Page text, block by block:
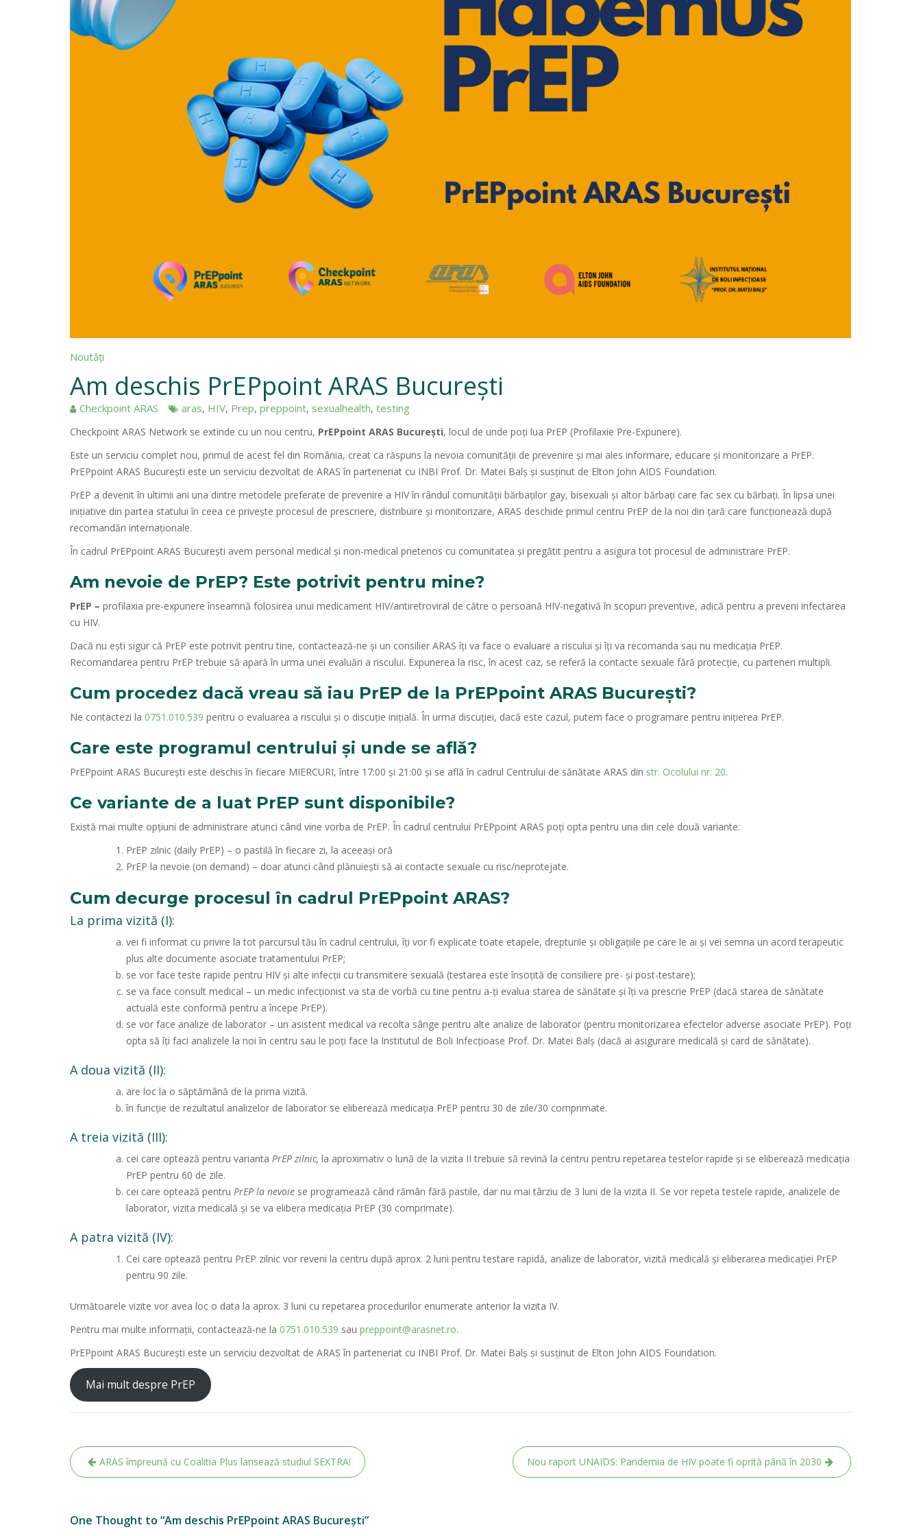
Noutăți
Am deschis PrEPpoint ARAS București
Checkpoint ARAS aras, HIV, Prep, preppoint, sexualhealth, testing
Checkpoint ARAS Network se extinde cu un nou centru, PrEPpoint ARAS București, locul de unde poți lua PrEP (Profilaxie Pre-Expunere).
Este un serviciu complet nou, primul de acest fel din România, creat ca răspuns la nevoia comunității de prevenire și mai ales informare, educare și monitorizare a PrEP.
PrEPpoint ARAS București este un serviciu dezvoltat de ARAS în parteneriat cu INBI Prof. Dr. Matei Balș și susținut de Elton John AIDS Foundation.
PrEP a devenit în ultimii ani una dintre metodele preferate de prevenire a HIV în rândul comunității bărbaților gay, bisexuali și altor bărbați care fac sex cu bărbați. În lipsa unei
inițiative din partea statului în ceea ce privește procesul de prescriere, distribuire și monitorizare, ARAS deschide primul centru PrEP de la noi din țară care funcționează după
recomandări internaționale.
În cadrul PrEPpoint ARAS București avem personal medical și non-medical prietenos cu comunitatea și pregătit pentru a asigura tot procesul de administrare PrEP.
Am nevoie de PrEP? Este potrivit pentru mine?
PrEP – profilaxia pre-expunere înseamnă folosirea unui medicament HIV/antiretroviral de către o persoană HIV-negativă în scopuri preventive, adică pentru a preveni infectarea
cu HIV.
Dacă nu ești sigur că PrEP este potrivit pentru tine, contactează-ne și un consilier ARAS îți va face o evaluare a riscului și îți va recomanda sau nu medicația PrEP.
Recomandarea pentru PrEP trebuie să apară în urma unei evaluări a riscului. Expunerea la risc, în acest caz, se referă la contacte sexuale fără protecție, cu parteneri multipli.
Cum procedez dacă vreau să iau PrEP de la PrEPpoint ARAS București?
Ne contactezi la 0751.010.539 pentru o evaluarea a riscului și o discuție inițială. În urma discuției, dacă este cazul, putem face o programare pentru inițierea PrEP.
Care este programul centrului și unde se află?
PrEPpoint ARAS București este deschis în fiecare MIERCURI, între 17:00 și 21:00 și se află în cadrul Centrului de sănătate ARAS din str. Ocolului nr. 20.
Ce variante de a luat PrEP sunt disponibile?
Există mai multe opțiuni de administrare atunci când vine vorba de PrEP. În cadrul centrului PrEPpoint ARAS poți opta pentru una din cele două variante:
PrEP zilnic (daily PrEP) – o pastilă în fiecare zi, la aceeași oră
PrEP la nevoie (on demand) – doar atunci când plănuiești să ai contacte sexuale cu risc/neprotejate.
Cum decurge procesul în cadrul PrEPpoint ARAS?
La prima vizită (I):
vei fi informat cu privire la tot parcursul tău în cadrul centrului, îți vor fi explicate toate etapele, drepturile și obligațiile pe care le ai și vei semna un acord terapeutic
plus alte documente asociate tratamentului PrEP;
se vor face teste rapide pentru HIV și alte infecții cu transmitere sexuală (testarea este însoțită de consiliere pre- și post-testare);
se va face consult medical – un medic infecționist va sta de vorbă cu tine pentru a-ți evalua starea de sănătate și îți va prescrie PrEP (dacă starea de sănătate
actuală este conformă pentru a începe PrEP).
se vor face analize de laborator – un asistent medical va recolta sânge pentru alte analize de laborator (pentru monitorizarea efectelor adverse asociate PrEP). Poți
opta să îți faci analizele la noi în centru sau le poți face la Institutul de Boli Infecțioase Prof. Dr. Matei Balș (dacă ai asigurare medicală și card de sănătate).
A doua vizită (II):
are loc la o săptămână de la prima vizită.
în funcție de rezultatul analizelor de laborator se eliberează medicația PrEP pentru 30 de zile/30 comprimate.
A treia vizită (III):
cei care optează pentru varianta PrEP zilnic, la aproximativ o lună de la vizita II trebuie să revină la centru pentru repetarea testelor rapide și se eliberează medicația
PrEP pentru 60 de zile.
cei care optează pentru PrEP la nevoie se programează când rămân fără pastile, dar nu mai târziu de 3 luni de la vizita II. Se vor repeta testele rapide, analizele de
laborator, vizita medicală și se va elibera medicația PrEP (30 comprimate).
A patra vizită (IV):
Cei care optează pentru PrEP zilnic vor reveni la centru după aprox. 2 luni pentru testare rapidă, analize de laborator, vizită medicală și eliberarea medicației PrEP
pentru 90 zile.
Următoarele vizite vor avea loc o data la aprox. 3 luni cu repetarea procedurilor enumerate anterior la vizita IV.
Pentru mai multe informații, contactează-ne la 0751.010.539 sau preppoint@arasnet.ro.
PrEPpoint ARAS București este un serviciu dezvoltat de ARAS în parteneriat cu INBI Prof. Dr. Matei Balș și susținut de Elton John AIDS Foundation.
Mai mult despre PrEP
Navigare
în
ARAS împreună cu Coalitia Plus lansează studiul SEXTRA! Nou raport UNAIDS: Pandemia de HIV poate fi oprită până în 2030
One Thought to “Am deschis PrEPpoint ARAS București”